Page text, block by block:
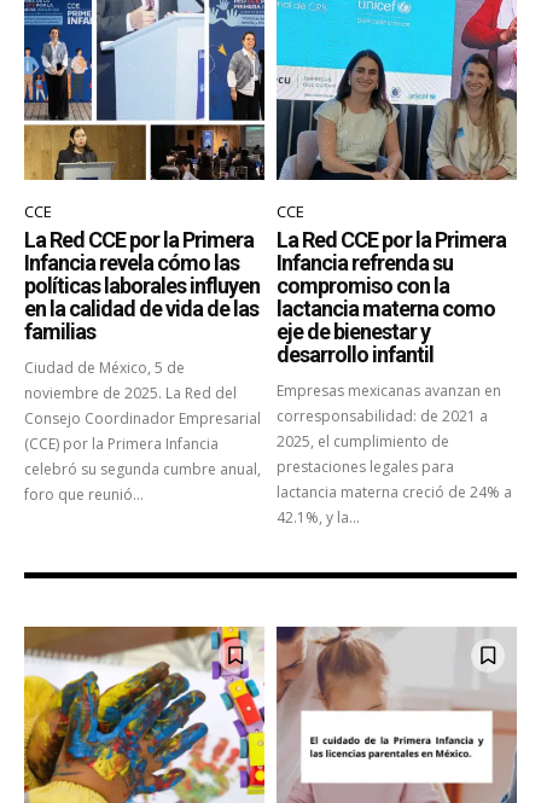
CCE
La Red CCE por la Primera
Infancia revela cómo las
políticas laborales influyen
en la calidad de vida de las
familias
Ciudad de México, 5 de
noviembre de 2025. La Red del
Consejo Coordinador Empresarial
(CCE) por la Primera Infancia
celebró su segunda cumbre anual,
foro que reunió...
CCE
La Red CCE por la Primera
Infancia refrenda su
compromiso con la
lactancia materna como
eje de bienestar y
desarrollo infantil
Empresas mexicanas avanzan en
corresponsabilidad: de 2021 a
2025, el cumplimiento de
prestaciones legales para
lactancia materna creció de 24% a
42.1%, y la...